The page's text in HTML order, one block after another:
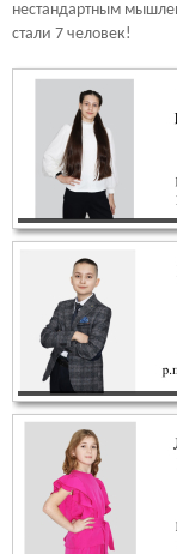
нестандартным
стали 7 человек!